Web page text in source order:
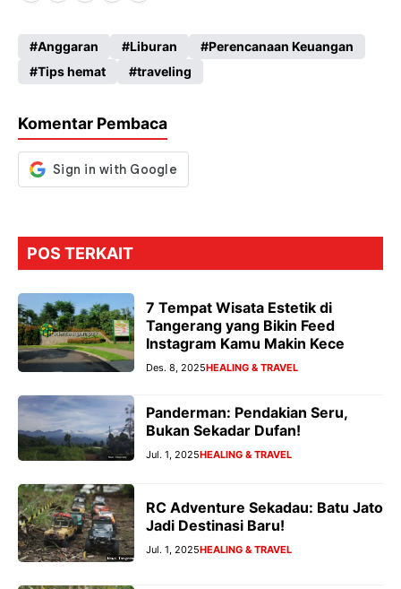
b
o
k
ts
A
p
gr
a
se
n
er
Anggaran Liburan
Perencanaan Keuangan
Tips hemat
traveling
Komentar Pembaca
POS TERKAIT
7 Tempat Wisata Estetik di
Tangerang yang Bikin Feed
Instagram Kamu Makin Kece
Des. 8, 2025HEALING & TRAVEL
Panderman: Pendakian Seru,
Bukan Sekadar Dufan!
Jul. 1, 2025HEALING & TRAVEL
RC Adventure Sekadau: Batu Jato
Jadi Destinasi Baru!
Jul. 1, 2025HEALING & TRAVEL